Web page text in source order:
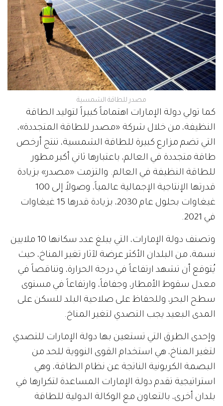
مصدر للطاقة الشمسية
كما تولي دولة الإمارات اهتماماً كبيراً لتوليد الطاقة
النظيفة، من خلال شركة «مصدر للطاقة المتجددة»،
التي تضم مزارع كبيرة للطاقة الشمسية، تنتج أرخص
طاقة متجددة في العالم، باعتبارها ثاني أكبر مطور
للطاقة النظيفة في العالم. والتزمت «مصدر» بزيادة
قدرتها الإنتاجية الإجمالية عالمياً، وصولاً إلى 100
غيغاوات بحلول عام 2030، بزيادة قدرها 15 غيغاوات
في 2021.
وتصنف دولة الإمارات، التي يبلغ عدد سكانها 10 ملايين
نسمة، من البلدان الأكثر عرضة لآثار تغير المناخ، حيث
يُتوقع أن تشهد ارتفاعاً في درجة الحرارة، وتناقصاً في
معدل سقوط الأمطار، وجفافاً، وارتفاعاً في مستوى
سطح البحر، وللحفاظ على صلاحية البلد للسكن على
المدى البعيد يجب التصدي لتغير المناخ.
وإحدى الطرق التي تستعين بها دولة الإمارات للتصدي
لتغير المناخ، هي استخدام القوى النووية للحد من
البصمة الكربونية الناتجة عن نظام الطاقة، وهي
استراتيجية تقدم دولة الإمارات المساعدة لتكرارها في
بلدان أخرى، بالتعاون مع الوكالة الدولية للطاقة